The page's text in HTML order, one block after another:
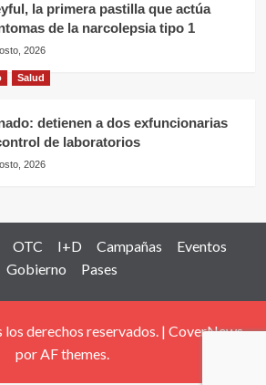
la primera pastilla que actúa
de la narcolepsia tipo 1
2026
Salud
detienen a dos exfuncionarias
de laboratorios
2026
OTC I+D Campañas
Eventos
Gobierno
Pases
derechos reservados. | CoverNews
por AF themes.